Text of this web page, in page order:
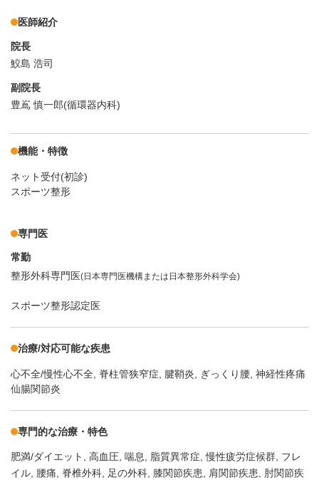
医師紹介
院長
鮫島 浩司
副院長
豊嶌 慎一郎(循環器内科)
機能・特徴
ネット受付(初診)
スポーツ整形
専門医
常勤
整形外科専門医(日本専門医機構または日本整形外科学会)
スポーツ整形認定医
治療/対応可能な疾患
心不全/慢性心不全 脊柱管狭窄症 腱鞘炎 ぎっくり腰 神経性疼痛
仙腸関節炎
専門的な治療・特色
肥満/ダイエット 高血圧 喘息 脂質異常症 慢性疲労症候群 フレ
イル 腰痛 脊椎外科 足の外科 膝関節疾患 肩関節疾患
肘関節疾